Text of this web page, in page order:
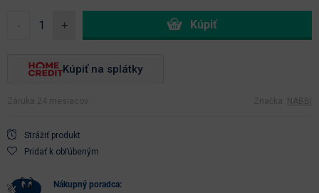
- +
Kúpiť na splátky
Záruka 24 mesiacov Značka: NABBI
Strážiť produkt
Pridať k obľúbeným
nákupný poradca: